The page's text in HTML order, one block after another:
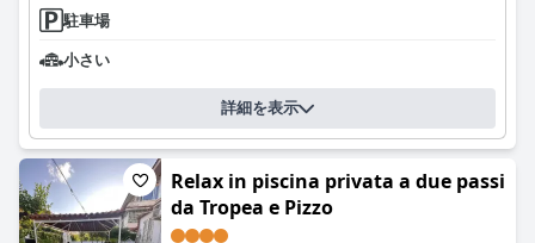
駐車場
小さい
詳細を表示
Relax in piscina privata a due passi
da Tropea e Pizzo